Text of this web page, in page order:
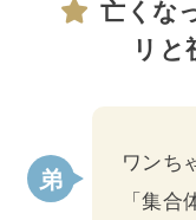
亡くな
リと
ワンち
「集